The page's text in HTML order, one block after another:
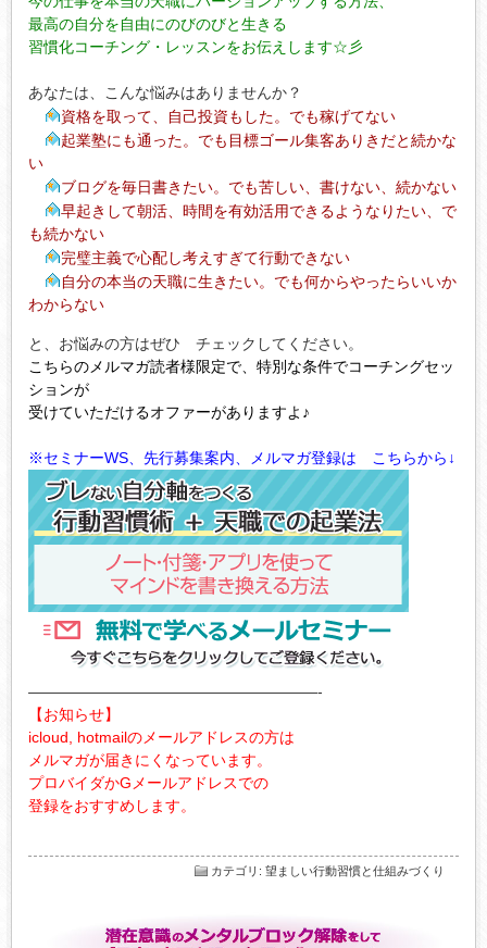
最高の自分を自由にのびのびと生きる
習慣化コーチング・レッスンをお伝えします☆彡
あなたは、こんな悩みはありませんか？
資格を取って、自己投資もした。でも稼げてない
起業塾にも通った。でも目標ゴール集客ありきだと続かな
い
ブログを毎日書きたい。でも苦しい、書けない、続かない
早起きして朝活、時間を有効活用できるようなりたい、で
も続かない
完璧主義で心配し考えすぎて行動できない
自分の本当の天職に生きたい。でも何からやったらいいか
わからない
と、お悩みの方はぜひ チェックしてください。
こちらのメルマガ読者様限定で、特別な条件でコーチングセッ
ションが
受けていただけるオファーがありますよ♪
※セミナーWS、先行募集案内、メルマガ登録は こちらから↓
———————————————————-
【お知らせ】
icloud, hotmailのメールアドレスの方は
メルマガが届きにくなっています。
プロバイダかGメールアドレスでの
登録をおすすめします。
カテゴリ : 望ましい行動習慣と仕組みづくり